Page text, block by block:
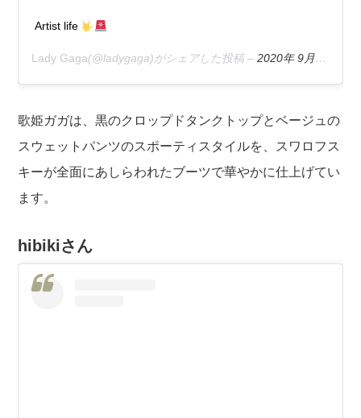
Artist life
Lady Gaga(@ladygaga)がシェアした投稿 –2020年 9月月4日午後5時38分PDT
歌姫ガガは、黒のクロップドタンクトップとベージュの
スウェットパンツのスポーティスタイルを、スワロフス
キーが全面にあしらわれたブーツで華やかに仕上げてい
ます。
hibikiさん